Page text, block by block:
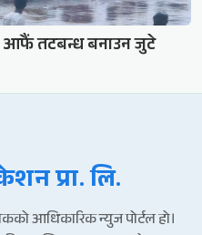
आफैं तटबन्ध बनाउन जुटे
प्रा. लि.
आधिकारिक न्युज पोर्टल हो।